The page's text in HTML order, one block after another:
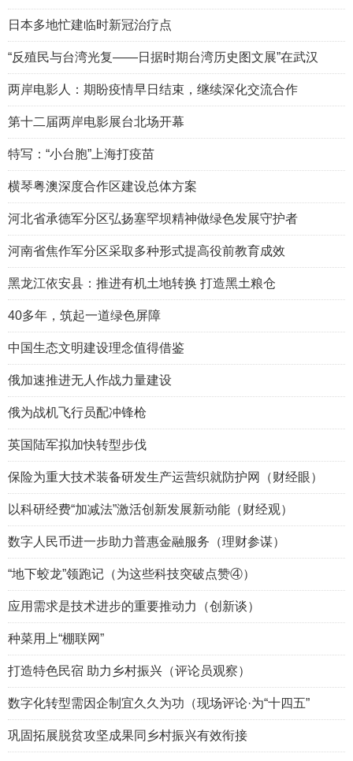
日本多地忙建临时新冠治疗点
“反殖民与台湾光复——日据时期台湾历史图文展”在武汉
两岸电影人：期盼疫情早日结束，继续深化交流合作
第十二届两岸电影展台北场开幕
特写：“小台胞”上海打疫苗
横琴粤澳深度合作区建设总体方案
河北省承德军分区弘扬塞罕坝精神做绿色发展守护者
河南省焦作军分区采取多种形式提高役前教育成效
黑龙江依安县：推进有机土地转换 打造黑土粮仓
40多年，筑起一道绿色屏障
中国生态文明建设理念值得借鉴
俄加速推进无人作战力量建设
俄为战机飞行员配冲锋枪
英国陆军拟加快转型步伐
保险为重大技术装备研发生产运营织就防护网（财经眼）
以科研经费“加减法”激活创新发展新动能（财经观）
数字人民币进一步助力普惠金融服务（理财参谋）
“地下蛟龙”领跑记（为这些科技突破点赞④）
应用需求是技术进步的重要推动力（创新谈）
种菜用上“棚联网”
打造特色民宿 助力乡村振兴（评论员观察）
数字化转型需因企制宜久久为功（现场评论·为“十四五”
巩固拓展脱贫攻坚成果同乡村振兴有效衔接